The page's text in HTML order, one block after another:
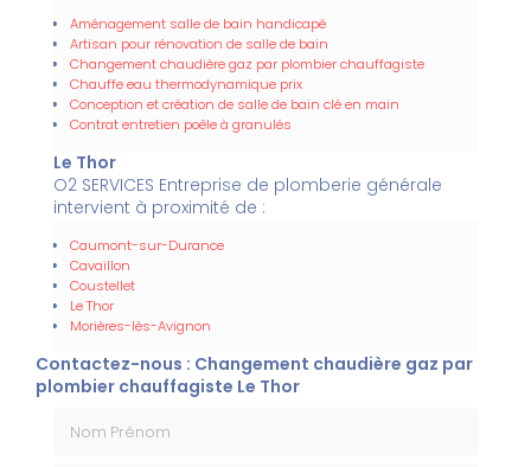
Aménagement salle de bain handicapé
Artisan pour rénovation de salle de bain
Changement chaudière gaz par plombier chauffagiste
Chauffe eau thermodynamique prix
Conception et création de salle de bain clé en main
Contrat entretien poêle à granulés
Le Thor
O2 SERVICES Entreprise de plomberie générale
intervient à proximité de :
Caumont-sur-Durance
Cavaillon
Coustellet
Le Thor
Morières-lès-Avignon
Contactez-nous : Changement chaudière gaz par
plombier chauffagiste Le Thor